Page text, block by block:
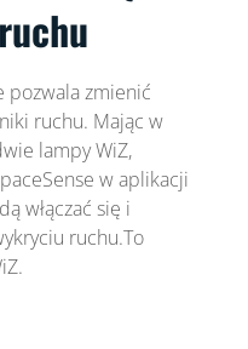
pozwala zmienić
ruchu. Mając w
lampy WiZ,
w aplikacji
włączać się i
ruchu.To